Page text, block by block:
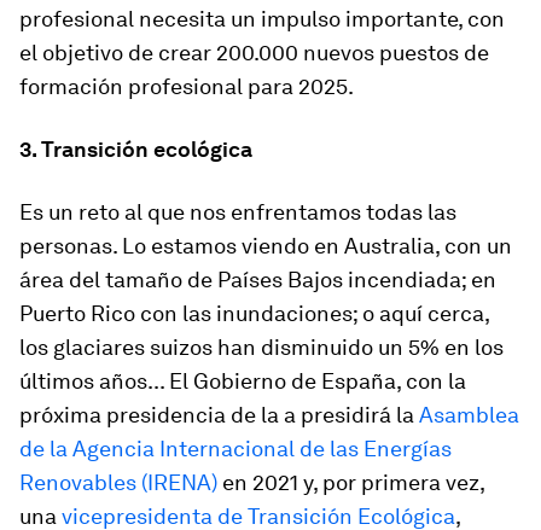
profesional necesita un impulso importante, con
el objetivo de crear 200.000 nuevos puestos de
formación profesional para 2025.
3. Transición ecológica
Es un reto al que nos enfrentamos todas las
personas. Lo estamos viendo en Australia, con un
área del tamaño de Países Bajos incendiada; en
Puerto Rico con las inundaciones; o aquí cerca,
los glaciares suizos han disminuido un 5% en los
últimos años... El Gobierno de España, con la
próxima presidencia de la a presidirá la Asamblea
de la Agencia Internacional de las Energías
Renovables (IRENA) en 2021 y, por primera vez,
una vicepresidenta de Transición Ecológica,